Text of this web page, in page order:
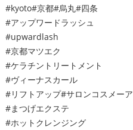
#kyoto#京都#烏丸#四条
#アップワードラッシュ
#upwardlash
#京都マツエク
#ケラチントリートメント
#ヴィーナスカール
#リフトアップ#サロンコスメーア
#まつげエクステ
#ホットクレンジング